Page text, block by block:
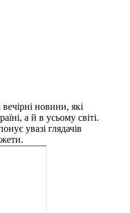
новини, які
а й в усьому світі.
увазі глядачів